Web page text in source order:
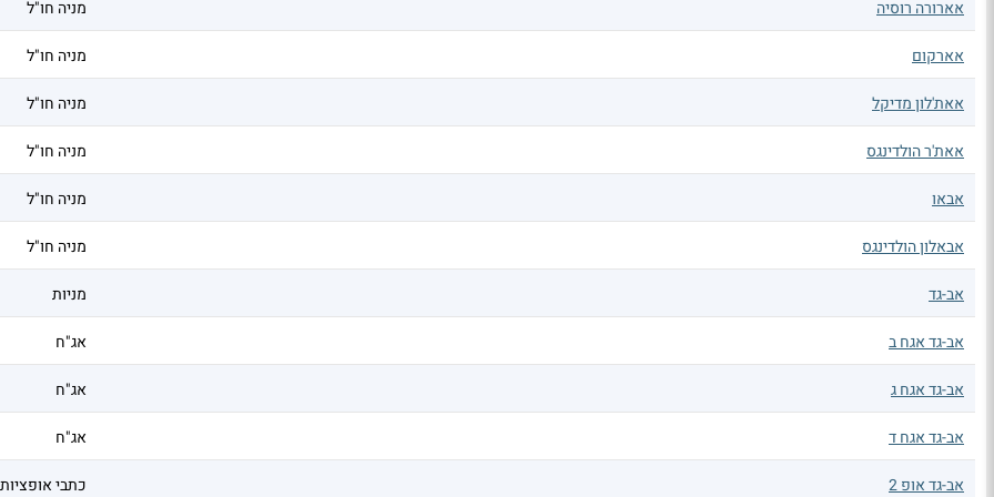
אארורה רוסיה מניה חו"ל
אארקום מניה חו"ל
אאת'לון מדיקל מניה חו"ל
אאת'ר הולדינגס מניה חו"ל
אבאו מניה חו"ל
אבאלון הולדינגס מניה חו"ל
אב-גד מניות
אב-גד אגח ב אג"ח
אב-גד אגח ג אג"ח
אב-גד אגח ד אג"ח
אב-גד אופ 2 כתבי אופציות